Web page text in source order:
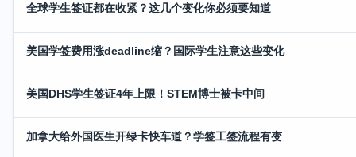
全球学生签证都在收紧？这几个变化你必须要知道
美国学签费用涨deadline缩？国际学生注意这些变化
美国DHS学生签证4年上限！STEM博士被卡中间
加拿大给外国医生开绿卡快车道？学签工签流程有变